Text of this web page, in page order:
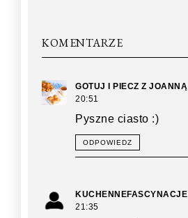
KOMENTARZE
GOTUJ I PIECZ Z JOANNĄ
20:51
Pyszne ciasto :)
ODPOWIEDZ
KUCHENNEFASCYNACJE
21:35